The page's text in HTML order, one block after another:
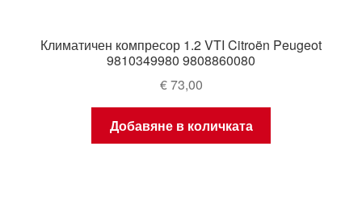
Климатичен компресор 1.2 VTI Citroën Peugeot
9810349980 9808860080
€73,00
Добавяне в количката